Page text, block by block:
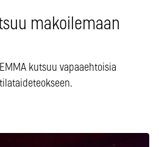
makoilemaan
kutsuu vapaaehtoisia